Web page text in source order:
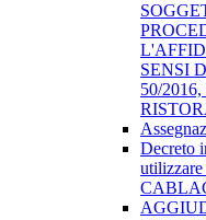
SENSI
50/
Decreto